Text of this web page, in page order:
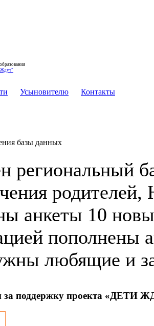
Усыновителю Контакты
базы данных
региональный
родителей,
анкеты 10
пополнены
любящие и
поддержку проекта «ДЕТИ